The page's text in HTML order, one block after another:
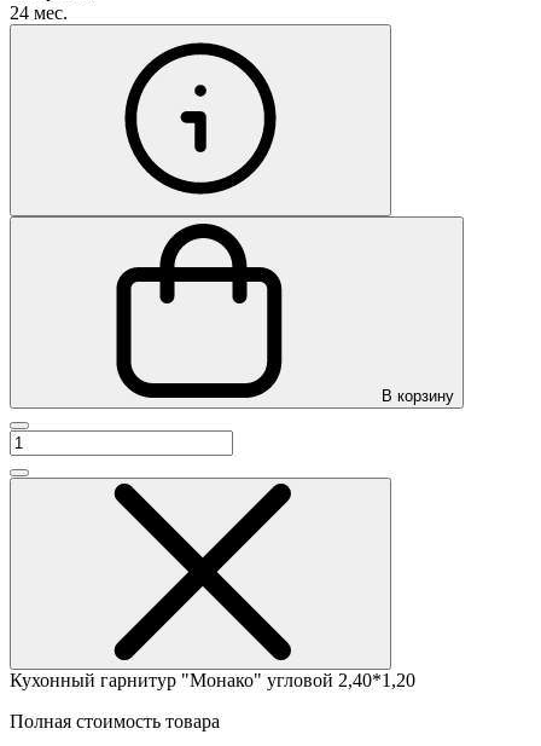
24 мес.
В корзину
Кухонный гарнитур "Монако" угловой 2,40*1,20
Полная стоимость товара